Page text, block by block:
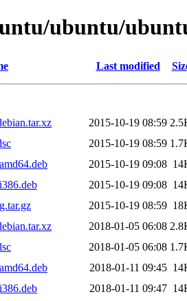
ubuntu/
Last modified
2015-10-19 08:59
2015-10-19 08:59
2015-10-19 09:08
2015-10-19 09:08
2015-10-19 08:59
2018-01-05 06:08
2018-01-05 06:08
2018-01-11 09:45
2018-01-11 09:47